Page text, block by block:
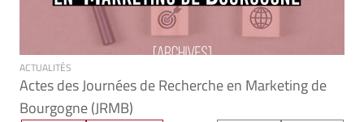
ACTUALITÉS
Actes des Journées de Recherche en Marketing de
Bourgogne (JRMB)